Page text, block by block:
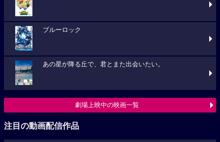
ブルーロック
あの星が降る丘で、君とまた出会いたい。
劇場上映中の映画一覧
注目の動画配信作品